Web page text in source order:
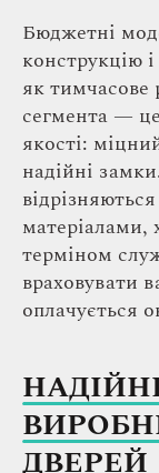
Бюджетні
конструкцію
як тимчасове
сегмента —
якості:
надійні
матеріалами,
терміном
враховувати
оплачується
ДВЕРЕЙ